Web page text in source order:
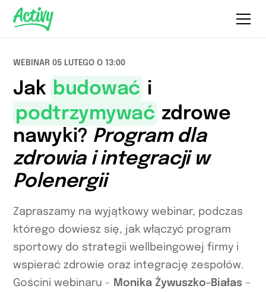
WEBINAR 05 LUTEGO O 13:00
Jak budować i
podtrzymywać zdrowe
nawyki? Program dla
zdrowia i integracji w
Polenergii
Zapraszamy na wyjątkowy webinar, podczas
którego dowiesz się, jak włączyć program
sportowy do strategii wellbeingowej firmy i
wspierać zdrowie oraz integrację zespołów.
Gościni webinaru - Monika Żywuszko-Białas –